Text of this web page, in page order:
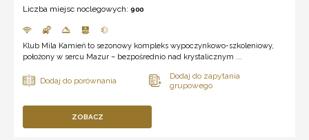
Liczba miejsc noclegowych: 900
Klub Mila Kamień to sezonowy kompleks wypoczynkowo-szkoleniowy,
położony w sercu Mazur – bezpośrednio nad krystalicznym ...
ZOBACZ